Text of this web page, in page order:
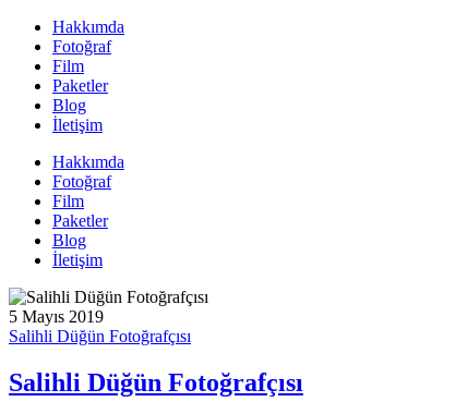
Hakkımda
Fotoğraf
Film
Paketler
Blog
İletişim
Hakkımda
Fotoğraf
Film
Paketler
Blog
İletişim
5 Mayıs 2019
Salihli Düğün Fotoğrafçısı
Salihli Düğün Fotoğrafçısı